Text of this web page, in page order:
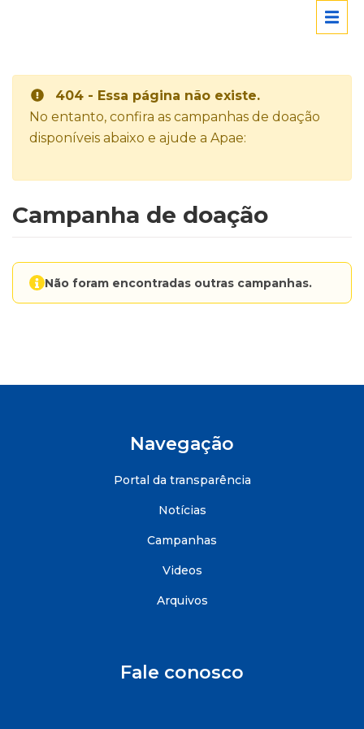
404 - Essa página não existe.
No entanto, confira as campanhas de doação
disponíveis abaixo e ajude a Apae:
Campanha de doação
Não foram encontradas outras campanhas.
Navegação
Portal da transparência
Notícias
Campanhas
Videos
Arquivos
Fale conosco